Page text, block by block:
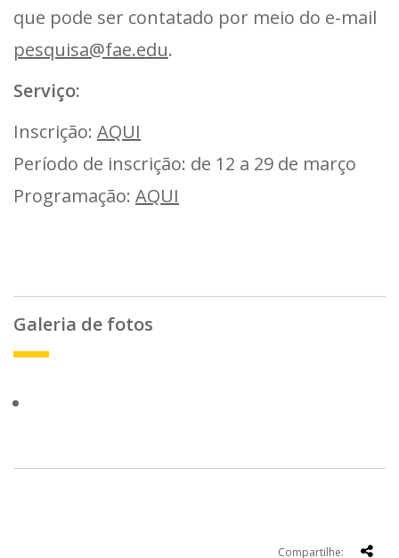
que pode ser contatado por meio do e-mail
pesquisa@fae.edu.
Serviço:
Inscrição: AQUI
Período de inscrição: de 12 a 29 de março
Programação: AQUI
Galeria de fotos
Compartilhe: